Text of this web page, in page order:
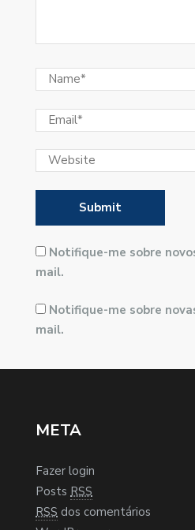
Notifique-me sobre
mail.
Notifique-me sobre
mail.
META
Fazer login
Posts RSS
RSS dos comentários